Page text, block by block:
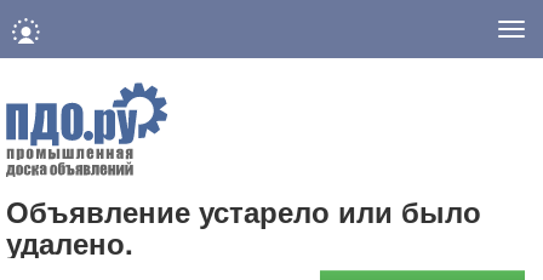
Объявление устарело или было
удалено.